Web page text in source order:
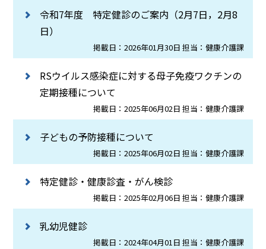
令和7年度 特定健診のご案内（2月7日，2月8
日）
掲載日：2026年01月30日 担当：健康介護課
RSウイルス感染症に対する母子免疫ワクチンの
定期接種について
掲載日：2025年06月02日 担当：健康介護課
子どもの予防接種について
掲載日：2025年06月02日 担当：健康介護課
特定健診・健康診査・がん検診
掲載日：2025年02月06日 担当：健康介護課
乳幼児健診
掲載日：2024年04月01日 担当：健康介護課